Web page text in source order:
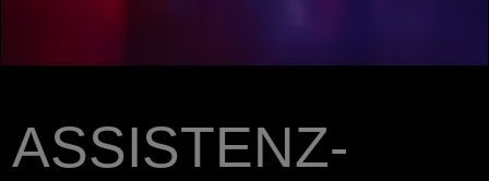
ASSISTENZ-